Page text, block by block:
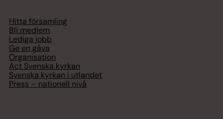
Hitta församling
Bli medlem
Lediga jobb
Ge en gåva
Organisation
Act Svenska kyrkan
Svenska kyrkan i utlandet
Press – nationell nivå